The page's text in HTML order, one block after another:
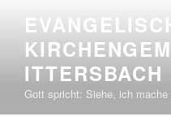
springen
ITTERSBACH
Gott spricht: Siehe, ich